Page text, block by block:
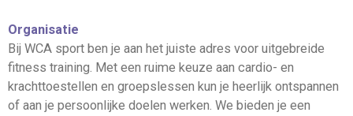
Organisatie
Bij WCA sport ben je aan het juiste adres voor uitgebreide
fitness training. Met een ruime keuze aan cardio- en
krachttoestellen en groepslessen kun je heerlijk ontspannen
of aan je persoonlijke doelen werken. We bieden je een